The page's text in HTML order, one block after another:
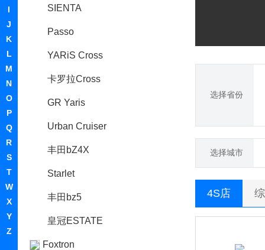
I
J
K
L
M
N
O
P
Q
R
S
T
W
X
Y
Z
SIENTA
Passo
YARiS Cross
卡罗拉Cross
GR Yaris
Urban Cruiser
丰田bZ4X
Starlet
丰田bz5
皇冠ESTATE
Foxtron
选择省份
选择城市
4S店